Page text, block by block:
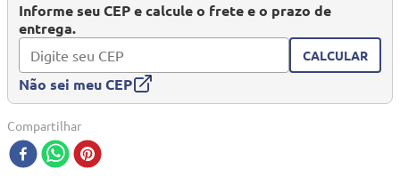
Informe seu CEP e calcule o frete e o prazo de
entrega.
CALCULAR
Não sei meu CEP
Compartilhar